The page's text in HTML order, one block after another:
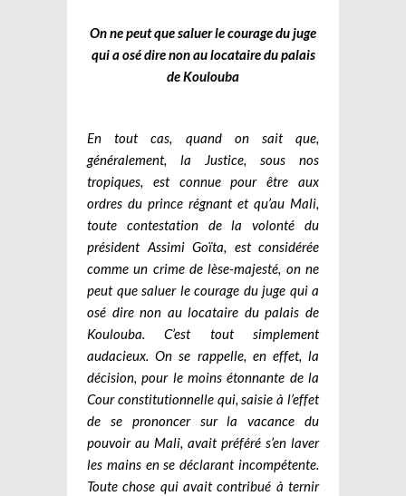
On ne peut que saluer le courage du juge
qui a osé dire non au locataire du palais
de Koulouba
En tout cas, quand on sait que,
généralement, la Justice, sous nos
tropiques, est connue pour être aux
ordres du prince régnant et qu’au Mali,
toute contestation de la volonté du
président Assimi Goïta, est considérée
comme un crime de lèse-majesté, on ne
peut que saluer le courage du juge qui a
osé dire non au locataire du palais de
Koulouba. C’est tout simplement
audacieux. On se rappelle, en effet, la
décision, pour le moins étonnante de la
Cour constitutionnelle qui, saisie à l’effet
de se prononcer sur la vacance du
pouvoir au Mali, avait préféré s’en laver
les mains en se déclarant incompétente.
Toute chose qui avait contribué à ternir